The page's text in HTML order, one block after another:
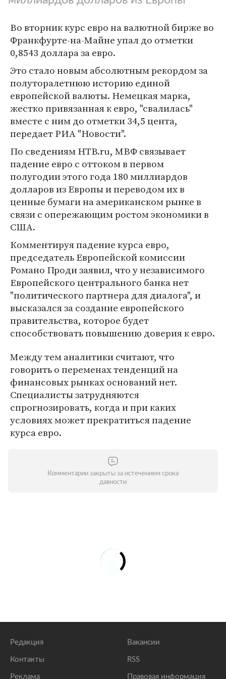
Во вторник курс евро на валютной бирже во
Франкфурте-на-Майне упал до отметки
0,8543 доллара за евро.
Это стало новым абсолютным рекордом за
полуторалетнюю историю единой
европейской валюты. Немецкая марка,
жестко привязанная к евро, "свалилась"
вместе с ним до отметки 34,5 цента,
передает РИА "Новости".
По сведениям HTB.ru, МВФ связывает
падение евро с оттоком в первом
полугодии этого года 180 миллиардов
долларов из Европы и переводом их в
ценные бумаги на американском рынке в
связи с опережающим ростом экономики в
США.
Комментируя падение курса евро,
председатель Европейской комиссии
Романо Проди заявил, что у независимого
Европейского центрального банка нет
"политического партнера для диалога", и
высказался за создание европейского
правительства, которое будет
способствовать повышению доверия к евро.
Между тем аналитики считают, что
говорить о переменах тенденций на
финансовых рынках оснований нет.
Специалисты затрудняются
спрогнозировать, когда и при каких
условиях может прекратиться падение
курса евро.
Комментарии закрыты за истечением срока
давности
Редакция
Контакты
Реклама
Вакансии
RSS
Правовая информация